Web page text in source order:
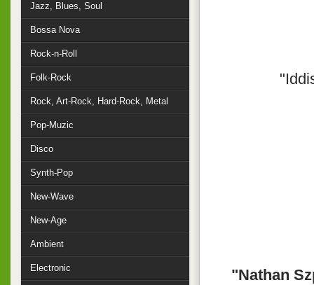
"Nathan
Jazz, Blues, Soul
Bossa Nova
Rock-n-Roll
Folk-Rock
Rock, Art-Rock, Hard-Rock, Metal
Pop-Muzic
Disco
Synth-Pop
New-Wave
New-Age
Ambient
Electronic